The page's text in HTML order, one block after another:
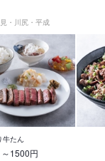
・川尻・平成
牛たん
1500円